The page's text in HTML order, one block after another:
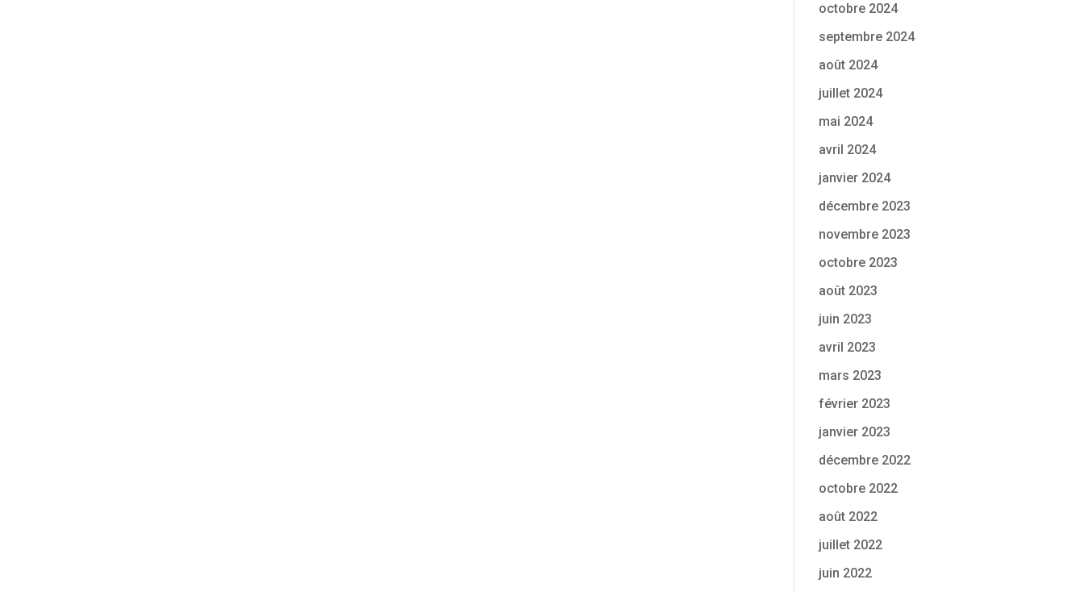
octobre 2024
septembre 2024
août 2024
juillet 2024
mai 2024
avril 2024
janvier 2024
décembre 2023
novembre 2023
octobre 2023
août 2023
juin 2023
avril 2023
mars 2023
février 2023
janvier 2023
décembre 2022
octobre 2022
août 2022
juillet 2022
juin 2022